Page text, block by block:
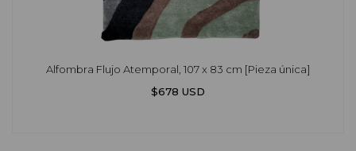
Alfombra Flujo Atemporal, 107 x 83 cm [Pieza única]
$678 USD